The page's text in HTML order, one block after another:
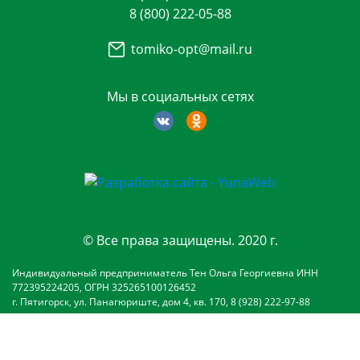
Мы в социальных сетях
8 (800) 222-05-88
tomiko-opt@mail.ru
© Все права защищены. 2020 г.
Индивидуальный предприниматель Тен Ольга Георгиевна ИНН
772395224205, ОГРН 325265100126452
г. Пятигорск, ул. Панагюриште, дом 4, кв. 170, 8 (928) 222-97-88